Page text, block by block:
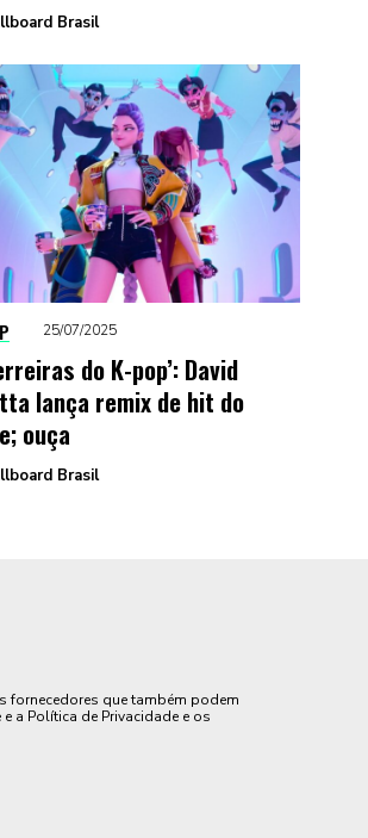
Brasil
25/07/2025
do K-pop’: David
lança remix de hit do
ouça
Brasil
fornecedores que também podem
a Política de Privacidade e os